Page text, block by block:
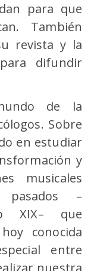
para que
También
revista y la
difundir
de la
Sobre
en estudiar
y
musicales
pasados –
XIX– que
conocida
entre